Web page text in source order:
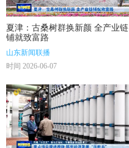
夏津：古桑树群换新颜 全产业链
铺就致富路
山东新闻联播
时间 2026-06-07